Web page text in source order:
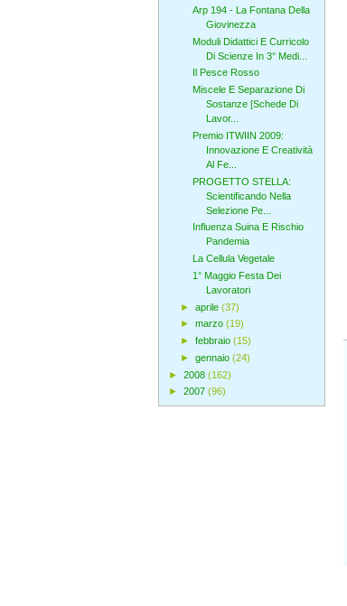
Arp 194 - La Fontana Della
Giovinezza
Moduli Didattici E Curricolo
Di Scienze In 3° Medi...
Il Pesce Rosso
Miscele E Separazione Di
Sostanze [Schede Di
Lavor...
Premio ITWIIN 2009:
Innovazione E Creatività
Al Fe...
PROGETTO STELLA:
Scientificando Nella
Selezione Pe...
Influenza Suina E Rischio
Pandemia
La Cellula Vegetale
1° Maggio Festa Dei
Lavoratori
► aprile (37)
► marzo (19)
► febbraio (15)
► gennaio (24)
► 2008 (162)
► 2007 (96)